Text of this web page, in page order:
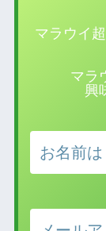
マラウイ
マラ
興